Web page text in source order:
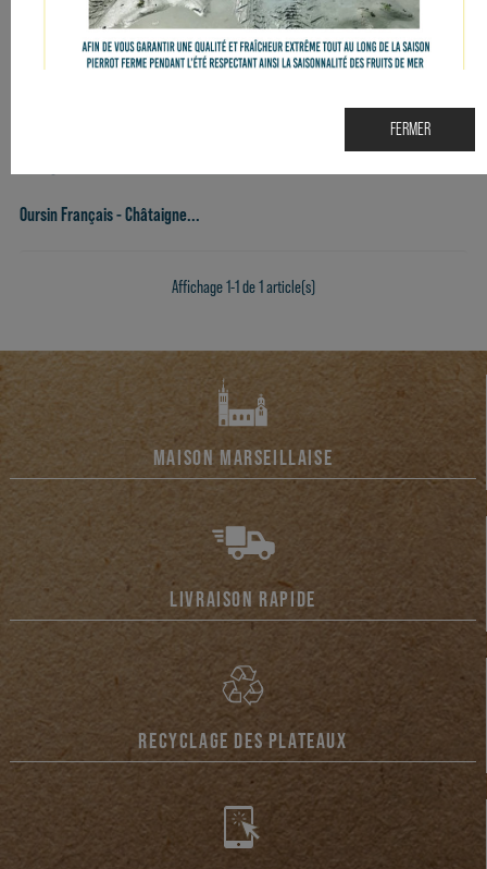
Oursin Français - Châtaigne...
Affichage 1-1 de 1 article(s)
MAISON MARSEILLAISE
LIVRAISON RAPIDE
RECYCLAGE DES PLATEAUX
FERMER